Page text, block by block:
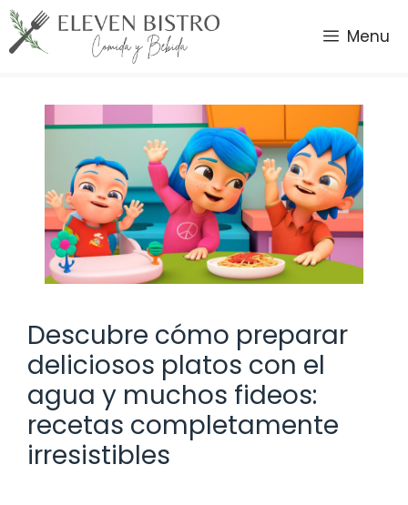
Saltar
al
contenido
Menu
Descubre cómo preparar
deliciosos platos con el
agua y muchos fideos:
recetas completamente
irresistibles